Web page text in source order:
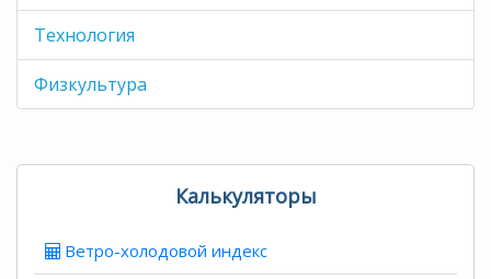
Технология
Физкультура
Калькуляторы
Ветро-холодовой индекс